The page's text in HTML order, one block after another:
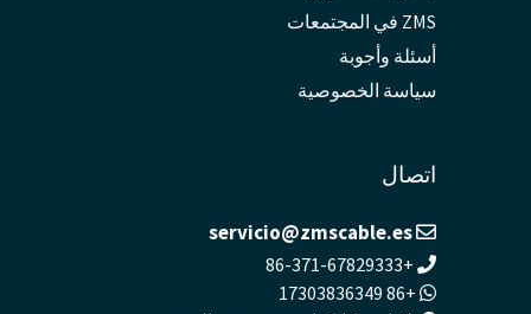
ZMS في المجتمعات
أسئلة وأجوبة
سياسة الخصوصية
اتصال
servicio@zmscable.es
+86-371-67829333
+86 17303836349